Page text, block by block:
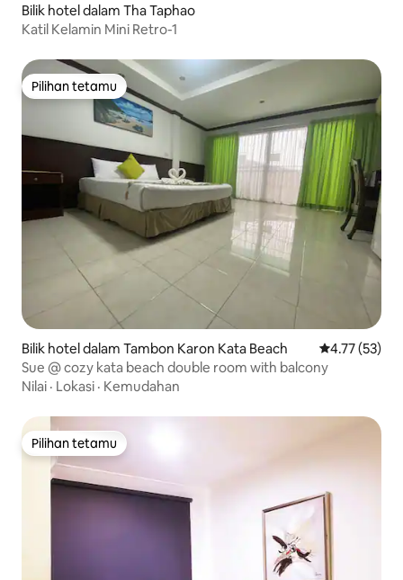
Bilik hotel dalam Tha Taphao
Katil Kelamin Mini Retro-1
Pilihan tetamu
Pilihan tetamu
Bilik hotel dalam Tambon Karon Kata Beach Penarafan
4.77 (53)
Sue @ cozy kata beach double room with balcony
Nilai · Lokasi · Kemudahan
Pilihan tetamu
Pilihan tetamu